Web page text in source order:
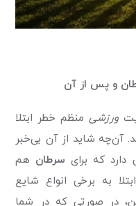
و پس از آن
ورزشی منظم خطر ابتلا
آن‌چه شاید از آن بی‌خبر
که برای سرطان هم
به برخی انواع شایع
در صورتی که در شما